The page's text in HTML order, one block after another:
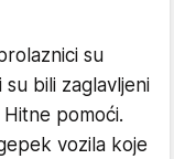
su
bili zaglavljeni
pomoći.
vozila koje